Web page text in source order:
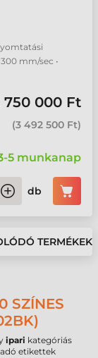
mm/sec •
750 000 Ft
(3 492 500 Ft)
5 munkanap
db
TERMÉKEK
SZÍNES
ipari kategóriás
etikettek